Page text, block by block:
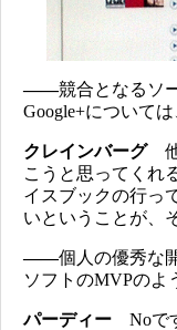
――競合となるソ
Google+について
クレインバーグ他
こうと思ってくれ
イスブックの行っ
いということが、
――個人の優秀な
ソフトのMVPのよ
パーディー Noで